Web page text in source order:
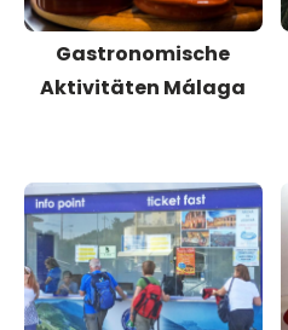
Gastronomische
Aktivitäten Málaga